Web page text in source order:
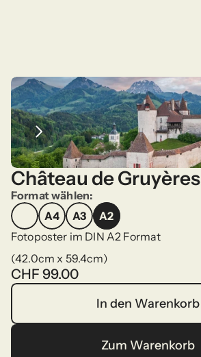
Château de Gruyères
Format wählen:
A4
A4
A3
A3
A2
A2
Fotoposter im DIN A2 Format
(42.0cm x 59.4cm)
CHF 99.00
In den Warenkorb
In den Warenkorb
Zum Warenkorb